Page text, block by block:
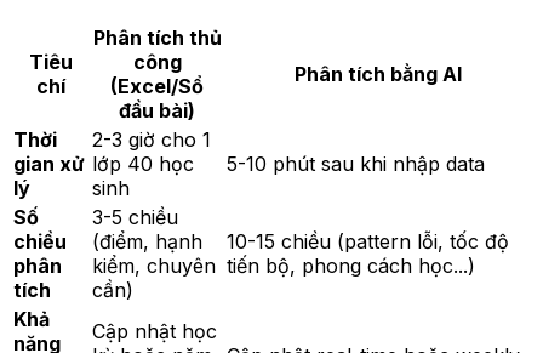
Tiêu
chí
Phân tích thủ
công
(Excel/Sổ
đầu bài)
Phân tích bằng AI
Thời
gian xử
lý
2-3 giờ cho 1
lớp 40 học
sinh
5-10 phút sau khi nhập data
Số
chiều
phân
tích
3-5 chiều
(điểm, hạnh
kiểm, chuyên
cần)
10-15 chiều (pattern lỗi, tốc độ
tiến bộ, phong cách học...)
Khả
năng
Cập nhật học